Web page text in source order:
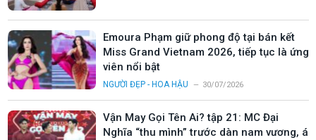
Emoura Phạm giữ phong độ tại bán kết
Miss Grand Vietnam 2026, tiếp tục là ứng
viên nổi bật
NGƯỜI ĐẸP - HOA HẬU 30/07/2026
Vận May Gọi Tên Ai? tập 21: MC Đại
Nghĩa “thu mình” trước dàn nam vương, á